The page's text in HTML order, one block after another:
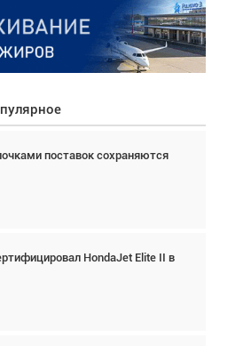
поставок сохраняются
HondaJet Elite II в
тандем вертолётов и БПЛА в
Дэйв Кох: «Фотография
а ИИ всё портит»